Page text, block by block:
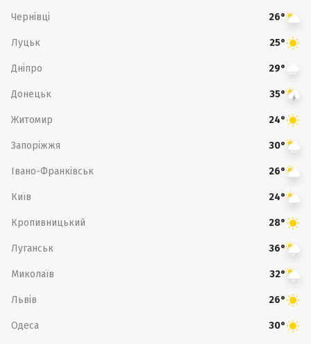
Чернівці 26°
Луцьк 25°
Дніпро 29°
Донецьк 35°
Житомир 24°
Запоріжжя 30°
Івано-Франківськ 26°
Київ 24°
Кропивницький 28°
Луганськ 36°
Миколаїв 32°
Львів 26°
Одеса 30°